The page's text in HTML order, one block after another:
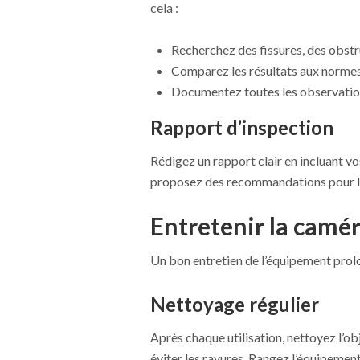
cela :
Recherchez des fissures, des
Comparez les résultats aux
Documentez toutes les
Rapport d’inspection
Rédigez un rapport clair en incluant
proposez des recommandations pour
Entretenir la
Un bon entretien de l’équipement
Nettoyage régulier
Après chaque utilisation, nettoyez